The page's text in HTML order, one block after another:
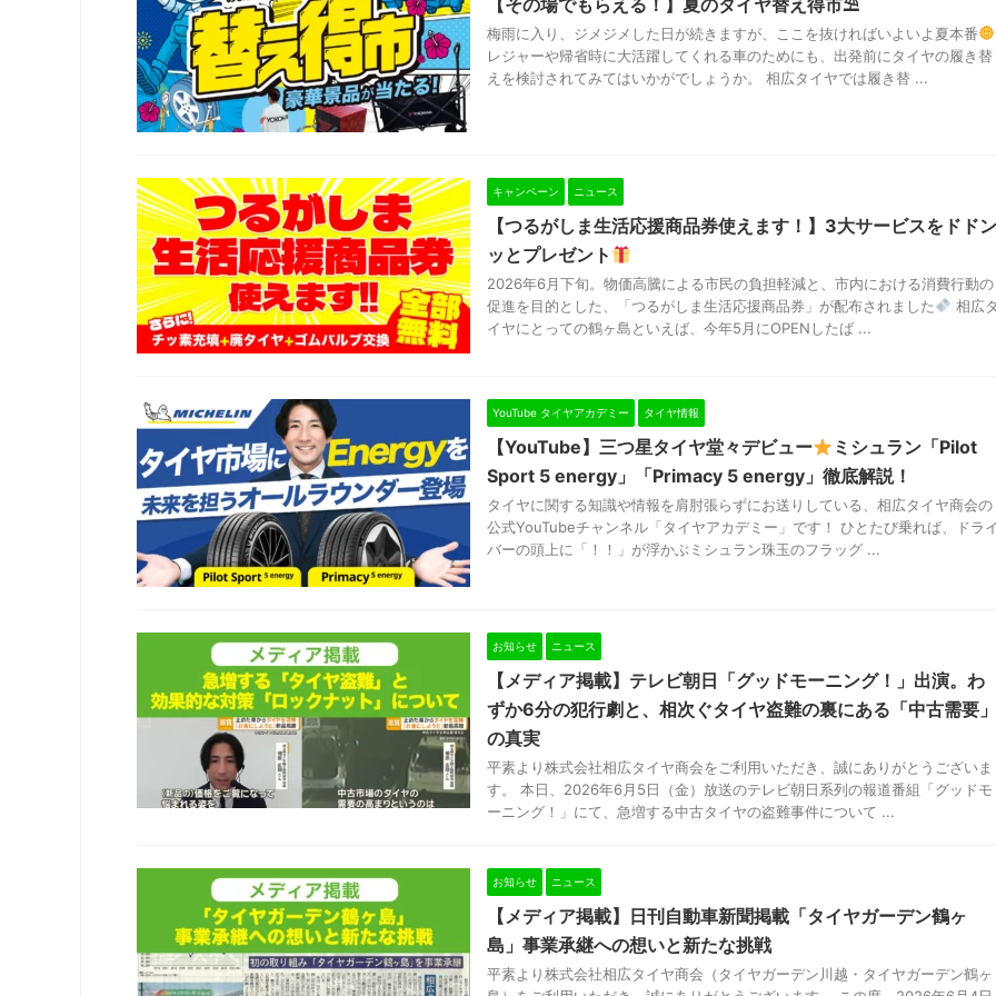
【その場でもらえる！】夏のタイヤ替え得市⛱
梅雨に入り、ジメジメした日が続きますが、ここを抜ければいよいよ夏本番
レジャーや帰省時に大活躍してくれる車のためにも、出発前にタイヤの履き替
えを検討されてみてはいかがでしょうか。 相広タイヤでは履き替 ...
キャンペーン ニュース
【つるがしま生活応援商品券使えます！】3大サービスをドドン
ッとプレゼント
2026年6月下旬。物価高騰による市民の負担軽減と、市内における消費行動の
促進を目的とした、「つるがしま生活応援商品券」が配布されました
相広
イヤにとっての鶴ヶ島といえば、今年5月にOPENしたば ...
YouTube タイヤアカデミー タイヤ情報
【YouTube】三つ星タイヤ堂々デビュー
ミシュラン「Pilot
Sport 5 energy」「Primacy 5 energy」徹底解説！
タイヤに関する知識や情報を肩肘張らずにお送りしている、相広タイヤ商会の
公式YouTubeチャンネル「タイヤアカデミー」です！ ひとたび乗れば、ドラ
バーの頭上に「！！」が浮かぶミシュラン珠玉のフラッグ ...
お知らせ ニュース
【メディア掲載】テレビ朝日「グッドモーニング！」出演。わ
ずか6分の犯行劇と、相次ぐタイヤ盗難の裏にある「中古需要」
の真実
平素より株式会社相広タイヤ商会をご利用いただき、誠にありがとうございま
す。 本日、2026年6月5日（金）放送のテレビ朝日系列の報道番組「グッドモ
ーニング！」にて、急増する中古タイヤの盗難事件について ...
お知らせ ニュース
【メディア掲載】日刊自動車新聞掲載「タイヤガーデン鶴ヶ
島」事業承継への想いと新たな挑戦
平素より株式会社相広タイヤ商会（タイヤガーデン川越・タイヤガーデン鶴ヶ